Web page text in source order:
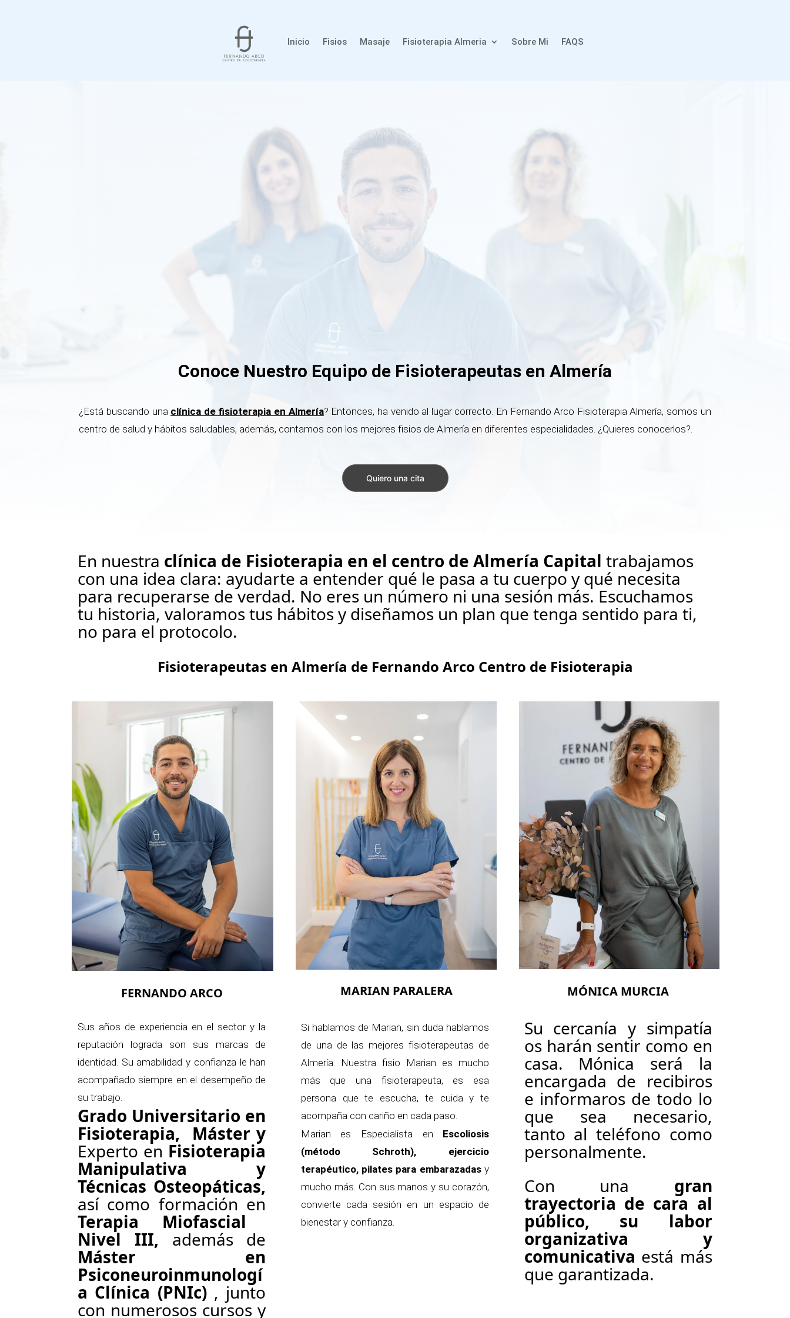
Inicio Fisios Masaje Fisioterapia Almeria Sobre Mi FAQS
Conoce Nuestro Equipo de Fisioterapeutas en Almería
¿Está buscando una clínica de fisioterapia en Almería? Entonces, ha venido al lugar correcto. En Fernando Arco Fisioterapia Almería, somos un
centro de salud y hábitos saludables, además, contamos con los mejores fisios de Almería en diferentes especialidades. ¿Quieres conocerlos?.
Quiero una cita
En nuestra clínica de Fisioterapia en el centro de Almería Capital trabajamos
con una idea clara: ayudarte a entender qué le pasa a tu cuerpo y qué necesita
para recuperarse de verdad. No eres un número ni una sesión más. Escuchamos
tu historia, valoramos tus hábitos y diseñamos un plan que tenga sentido para ti,
no para el protocolo.
Fisioterapeutas en Almería de Fernando Arco Centro de Fisioterapia
FERNANDO ARCO
Sus años de experiencia en el sector y la
reputación lograda son sus marcas de
identidad. Su amabilidad y confianza le han
acompañado siempre en el desempeño de
su trabajo.
Grado Universitario en
Fisioterapia, Máster y
Experto en Fisioterapia
Manipulativa y
Técnicas Osteopáticas,
así como formación en
Terapia Miofascial
Nivel III, además de
Máster en
Psiconeuroinmunologí
a Clínica (PNIc), junto
con numerosos cursos y
MARIAN PARALERA
Si hablamos de Marian, sin duda hablamos
de una de las mejores fisioterapeutas de
Almería. Nuestra fisio Marian es mucho
más que una fisioterapeuta, es esa
persona que te escucha, te cuida y te
acompaña con cariño en cada paso.
Marian es Especialista en Escoliosis
(método Schroth), ejercicio
terapéutico, pilates para embarazadasy
mucho más. Con sus manos y su corazón,
convierte cada sesión en un espacio de
bienestar y confianza.
MÓNICA MURCIA
Su cercanía y simpatía
os harán sentir como en
casa. Mónica será la
encargada de recibiros
e informaros de todo lo
que sea necesario,
tanto al teléfono como
personalmente.
Con una gran
trayectoria de cara al
público, su labor
organizativa y
comunicativa está más
que garantizada.